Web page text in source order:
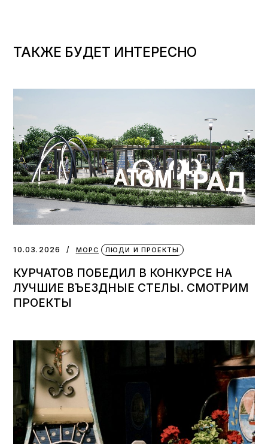
ТАКЖЕ БУДЕТ ИНТЕРЕСНО
10.03.2026 МОРС ЛЮДИ И ПРОЕКТЫ
КУРЧАТОВ ПОБЕДИЛ В КОНКУРСЕ НА
ЛУЧШИЕ ВЪЕЗДНЫЕ СТЕЛЫ. СМОТРИМ
ПРОЕКТЫ